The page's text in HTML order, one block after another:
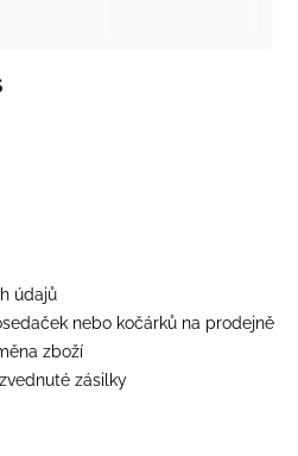
údajů
nebo kočárků na prodejně
zboží
zásilky